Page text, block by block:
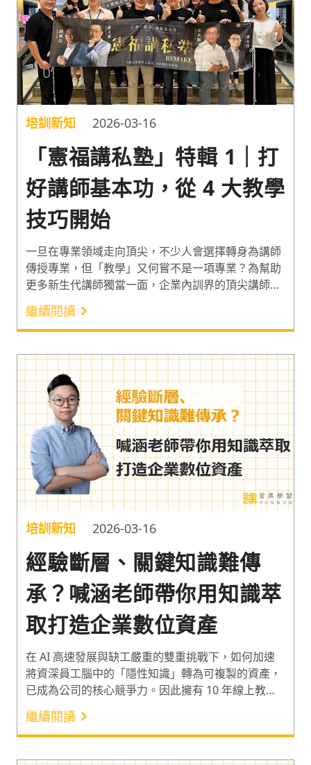
培訓新知 2026-03-16
「憲福講私塾」特輯 1｜打
好講師基本功，從 4 大教學
技巧開始
一旦在專業領域走向頂尖，不少人會選擇轉身為講師
傳授專業，但「教學」又何嘗不是一項專業？為幫助
更多新生代講師獨當一面，企業內訓界的頂尖講師
「謝文憲（憲哥）」與「王永福（福哥）」再次連袂
出擊，攜手言果學習舉辦為期 2 個月的「憲福講私塾
Remake」。期望用最專業且高品質的培訓，孕育新
一代的熱門講師！作為講師，讓學員獲得顯著的學習
成效是基本功。因此活動首日，頂尖的教學與簡報教
練王永福率先分享「教學的技術」，傳授身為講師的
必備能力。
繼續閱讀
培訓新知 2026-03-16
經驗斷層、關鍵知識難傳
承？喊涵老師帶你用知識萃
取打造企業數位資產
在 AI 高速發展與缺工嚴重的雙重挑戰下，如何加速
將資深員工腦中的「隱性知識」轉為可複製的資產，
已成為公司的核心競爭力。因此擁有 10 年線上教育
經驗，操刀超過 100 堂線上課程的喊涵老師，分享如
何透過系統化的提問與量表工具，將抽象經驗結構
化。引導企業提升內部講師授課成效，突破高價值員
工「會做不會教」的知識傳承瓶頸。
繼續閱讀